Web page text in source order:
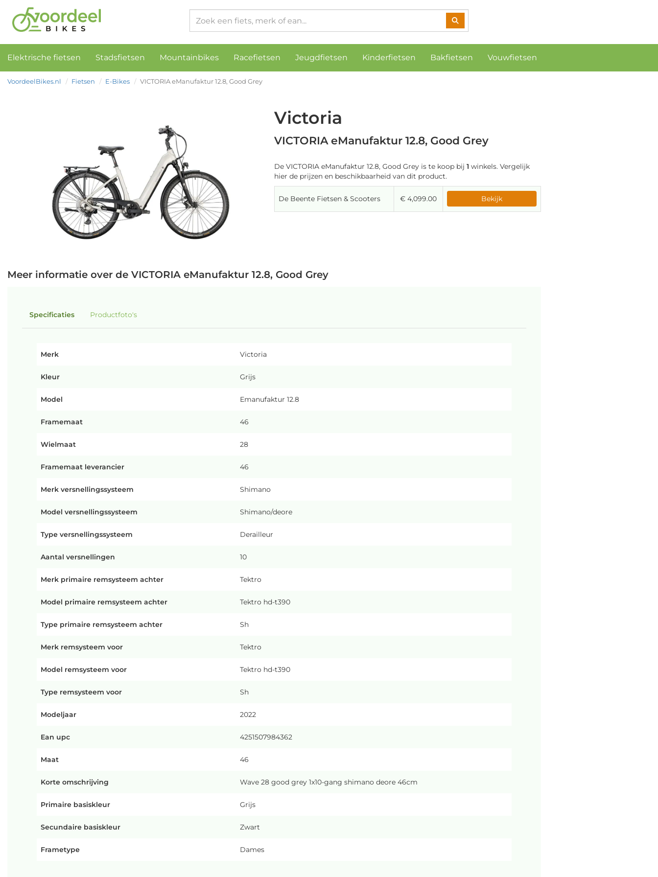
Elektrische fietsen Stadsfietsen Mountainbikes Racefietsen Jeugdfietsen Kinderfietsen Bakfietsen Vouwfietsen
VoordeelBikes.nl Fietsen E-Bikes VICTORIA eManufaktur 12.8, Good Grey
Victoria
VICTORIA eManufaktur 12.8, Good Grey
De VICTORIA eManufaktur 12.8, Good Grey is te koop bij 1 winkels. Vergelijk
hier de prijzen en beschikbaarheid van dit product.
De Beente Fietsen & Scooters € 4,099.00 Bekijk
Meer informatie over de VICTORIA eManufaktur 12.8, Good Grey
Specificaties Productfoto's
Merk Victoria
Kleur Grijs
Model Emanufaktur 12.8
Framemaat 46
Wielmaat 28
Framemaat leverancier 46
Merk versnellingssysteem Shimano
Model versnellingssysteem Shimano/deore
Type versnellingssysteem Derailleur
Aantal versnellingen 10
Merk primaire remsysteem achter Tektro
Model primaire remsysteem achter Tektro hd-t390
Type primaire remsysteem achter Sh
Merk remsysteem voor Tektro
Model remsysteem voor Tektro hd-t390
Type remsysteem voor Sh
Modeljaar 2022
Ean upc 4251507984362
Maat 46
Korte omschrijving Wave 28 good grey 1x10-gang shimano deore 46cm
Primaire basiskleur Grijs
Secundaire basiskleur Zwart
Frametype Dames